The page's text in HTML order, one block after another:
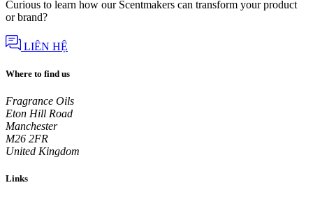
Curious to learn how our Scentmakers can transform your product
or brand?
LIÊN HỆ
Where to find us
Fragrance Oils
Eton Hill Road
Manchester
M26 2FR
United Kingdom
Links